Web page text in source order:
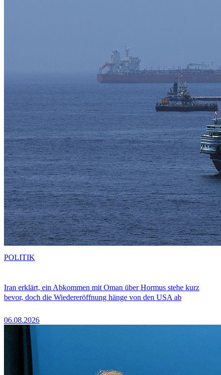
Iran erklärt, ein Abkommen mit Oman über Hormus stehe kurz
bevor, doch die Wiedereröffnung hänge von den USA ab
06.08.2026
POLITIK